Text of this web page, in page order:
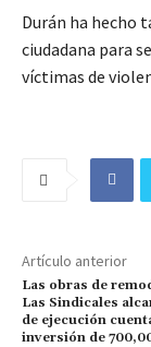
Durán ha hecho
ciudadana para
víctimas de
Artículo anterior
Las obras de
Las Sindicales
de ejecución
inversión de